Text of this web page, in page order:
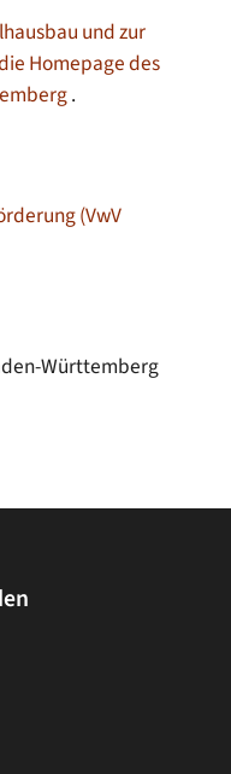
und zur
Homepage des
.
(VwV
Württemberg